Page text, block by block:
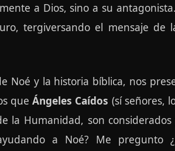
a Dios, sino a su
tergiversando el mensaje
Noé y la historia bíblica, nos
queÁngeles Caídos (sí señores,
la Humanidad, son
a Noé? Me pregunto